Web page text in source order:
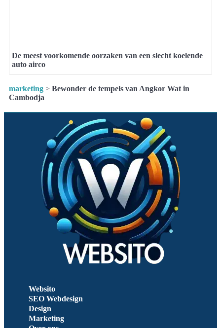
De meest voorkomende oorzaken van een slecht koelende
auto airco
marketing > Bewonder de tempels van Angkor Wat in
Cambodja
Websito
SEO Webdesign
Design
Marketing